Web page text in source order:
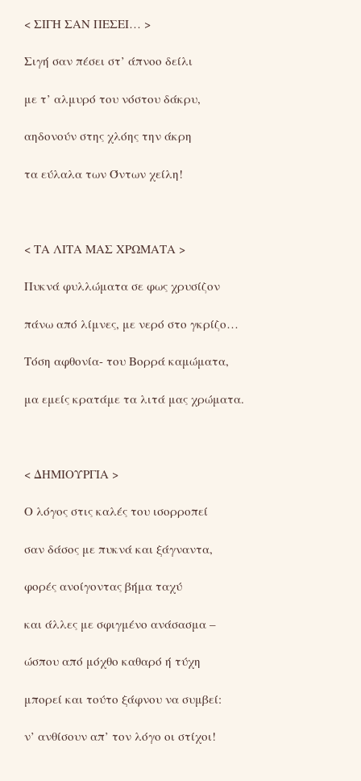
< ΣΙΓΗ ΣΑΝ ΠΕΣΕΙ… >
Σιγή σαν πέσει στ’ άπνοο δείλι
με τ’ αλμυρό του νόστου δάκρυ,
αηδονούν στης χλόης την άκρη
τα εύλαλα των Όντων χείλη!
< ΤΑ ΛΙΤΑ ΜΑΣ ΧΡΩΜΑΤΑ >
Πυκνά φυλλώματα σε φως χρυσίζον
πάνω από λίμνες, με νερό στο γκρίζο…
Τόση αφθονία- του Βορρά καμώματα,
μα εμείς κρατάμε τα λιτά μας χρώματα.
< ΔΗΜΙΟΥΡΓΙΑ >
Ο λόγος στις καλές του ισορροπεί
σαν δάσος με πυκνά και ξάγναντα,
φορές ανοίγοντας βήμα ταχύ
και άλλες με σφιγμένο ανάσασμα –
ώσπου από μόχθο καθαρό ή τύχη
μπορεί και τούτο ξάφνου να συμβεί:
ν’ ανθίσουν απ’ τον λόγο οι στίχοι!